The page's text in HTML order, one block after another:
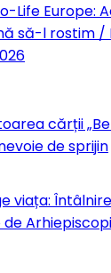
Life Europe:
să-l rostim /
cărții
de sprijin
viața: